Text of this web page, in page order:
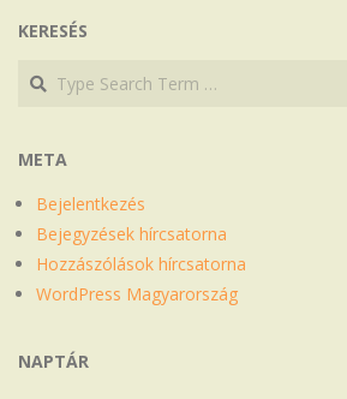
KERESÉS
Search
Search
META
Bejelentkezés
Bejegyzések hírcsatorna
Hozzászólások hírcsatorna
WordPress Magyarország
NAPTÁR